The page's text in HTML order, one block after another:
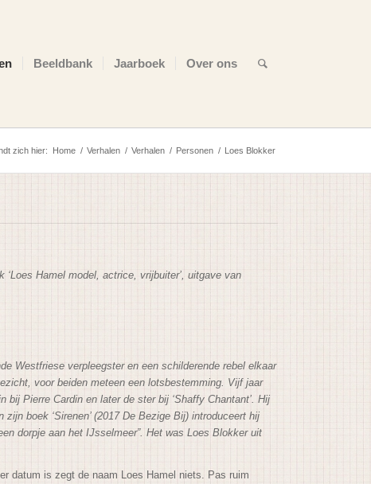
Beeldbank Jaarboek Over ons
zich hier: Home / Verhalen / Verhalen / Personen / Loes Blokker
Hamel model, actrice, vrijbuiter’, uitgave van
Westfriese verpleegster en een schilderende rebel elkaar
voor beiden meteen een lotsbestemming. Vijf jaar
Pierre Cardin en later de ster bij ‘Shaffy Chantant’. Hij
boek ‘Sirenen’ (2017 De Bezige Bij) introduceert hij
dorpje aan het IJsselmeer”. Het was Loes Blokker uit
datum is zegt de naam Loes Hamel niets. Pas ruim